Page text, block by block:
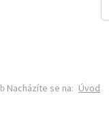
Nacházíte se na: Úvod